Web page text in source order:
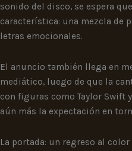
sonido del disco, se espera
característica: una mezcla de
letras emocionales.
El anuncio también llega en
mediático, luego de que la
con figuras como Taylor Swift
aún más la expectación en
La portada: un regreso al color